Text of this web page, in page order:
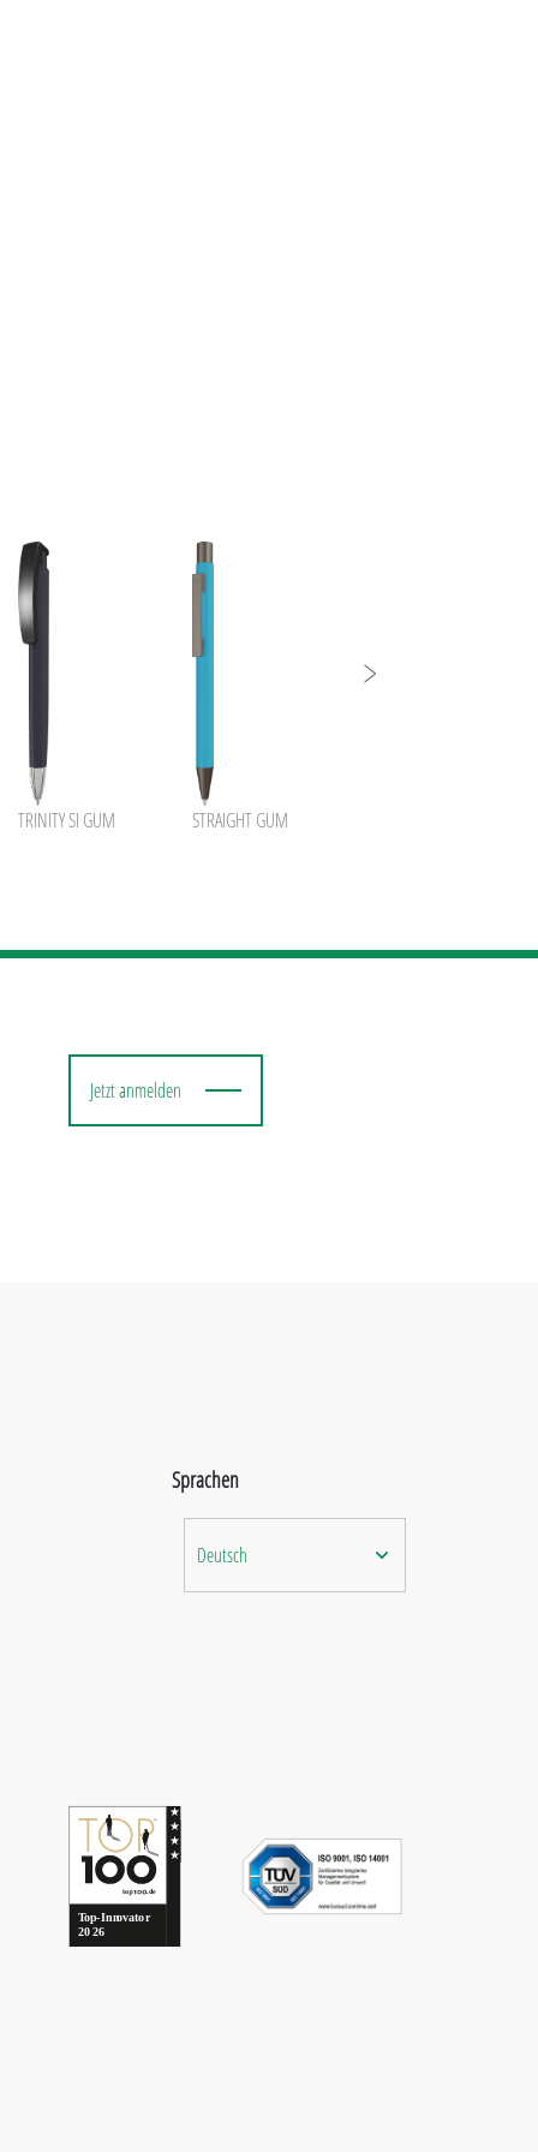
TRINITY SI GUM STRAIGHT GUM
Jetzt anmelden
Sprachen
Deutsch